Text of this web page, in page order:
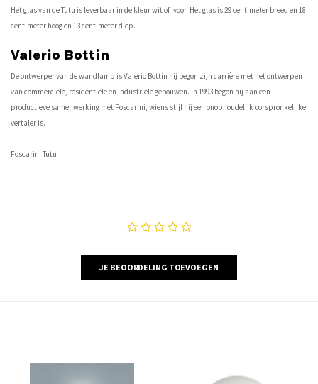
Het glas van de Tutu is leverbaar in de kleur wit of ivoor. Het glas is 29 centimeter breed en 18
centimeter hoog en 13 centimeter diep.
Valerio Bottin
De ontwerper van de wandlamp is Valerio Bottin hij begon zijn carrière met het ontwerpen
van commerciële, residentiële en industriële gebouwen. In 1993 begon hij aan een
productieve samenwerking met Foscarini, wiens stijl hij een onophoudelijk oorspronkelijke
vertaler is.
Foscarini Tutu
JE BEOORDELING TOEVOEGEN